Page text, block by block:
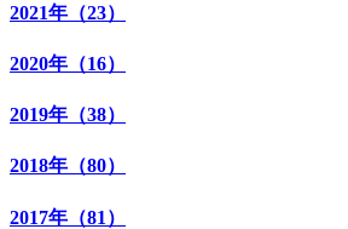
2021年（23）
2020年（16）
2019年（38）
2018年（80）
2017年（81）